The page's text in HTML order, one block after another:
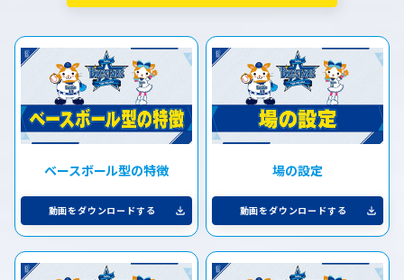
ベースボール型の特徴
動画をダウンロードする
場の設定
動画をダウンロードする